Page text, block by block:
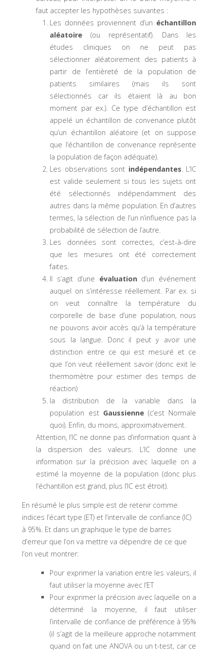
faut accepter les hypothèses suivantes :
Les données proviennent d’un échantillon
aléatoire (ou représentatif). Dans les
études cliniques on ne peut pas
sélectionner aléatoirement des patients à
partir de l’entièreté de la population de
patients similaires (mais ils sont
sélectionnés car ils étaient là au bon
moment par ex.). Ce type d’échantillon est
appelé un échantillon de convenance plutôt
qu’un échantillon aléatoire (et on suppose
que l’échantillon de convenance représente
la population de façon adéquate).
Les observations sont indépendantes . L’IC
est valide seulement si tous les sujets ont
été sélectionnés indépendamment des
autres dans la même population. En d’autres
termes, la sélection de l’un n’influence pas la
probabilité de sélection de l’autre.
Les données sont correctes, c’est-à-dire
que les mesures ont été correctement
faites.
Il s’agit d’une évaluationd’un événement
auquel on s’intéresse réellement. Par ex. si
on veut connaître la température du
corporelle de base d’une population, nous
ne pouvons avoir accès qu’à la température
sous la langue. Donc il peut y avoir une
distinction entre ce qui est mesuré et ce
que l’on veut réellement savoir (donc exit le
thermomètre pour estimer des temps de
réaction)
la distribution de la variable dans la
population est Gaussienne(c’est Normale
quoi). Enfin, du moins, approximativement.
Attention, l’IC ne donne pas d’information quant à
la dispersion des valeurs. L’IC donne une
information sur la précision avec laquelle on a
estimé la moyenne de la population (donc plus
l’échantillon est grand, plus l’IC est étroit).
En résumé le plus simple est de retenir comme
indices l’écart type (ET) et l’intervalle de confiance (IC)
à 95%. Et dans un graphique le type de barres
d’erreur que l’on va mettre va dépendre de ce que
l’on veut montrer:
Pour exprimer la variation entre les valeurs, il
faut utiliser la moyenne avec l’ET
Pour exprimer la précision avec laquelle on a
déterminé la moyenne, il faut utiliser
l’intervalle de confiance de préférence à 95%
(il s’agit de la meilleure approche notamment
quand on fait une ANOVA ou un t-test, car ce